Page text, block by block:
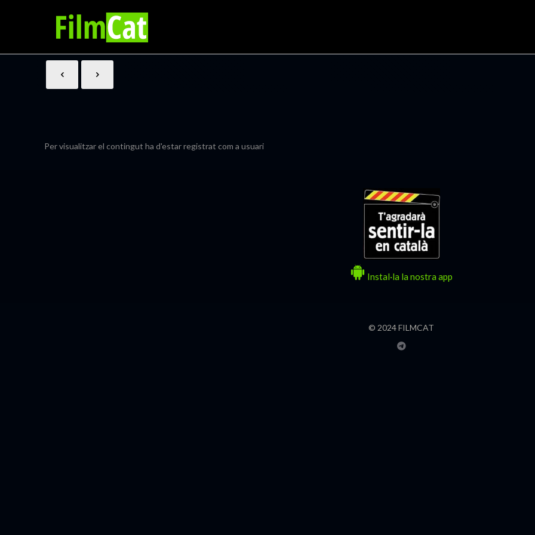
Per visualitzar el contingut ha d'estar registrat com a usuari
Instal·la la nostra app
© 2024 FILMCAT